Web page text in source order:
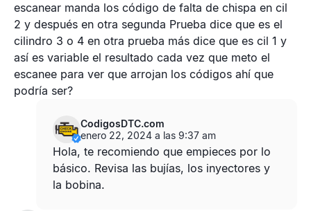
escanear manda los código de falta de chispa en cil
2 y después en otra segunda Prueba dice que es el
cilindro 3 o 4 en otra prueba más dice que es cil 1 y
así es variable el resultado cada vez que meto el
escanee para ver que arrojan los códigos ahí que
podría ser?
CodigosDTC.com
enero 22, 2024 a las 9:37 am
Hola, te recomiendo que empieces por lo
básico. Revisa las bujías, los inyectores y
la bobina.